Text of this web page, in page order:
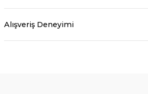
Alışveriş Deneyimi